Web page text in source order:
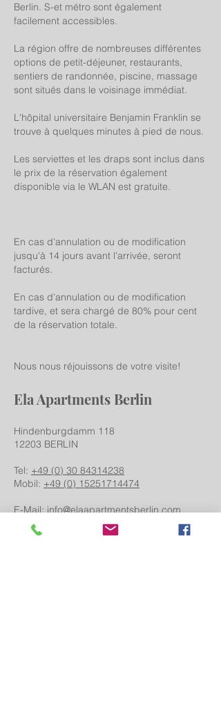
Berlin. S-et métro sont également
facilement accessibles.
La région offre de nombreuses différentes
options de petit-déjeuner, restaurants,
sentiers de randonnée, piscine, massage
sont situés dans le voisinage immédiat.
L'hôpital universitaire Benjamin Franklin se
trouve à quelques minutes à pied de nous.
Les serviettes et les draps sont inclus dans
le prix de la réservation également
disponible via le WLAN est gratuite.
En cas d'annulation ou de modification
jusqu'à 14 jours avant l'arrivée, seront
facturés.
En cas d'annulation ou de modification
tardive, et sera chargé de 80% pour cent
de la réservation totale.
Nous nous réjouissons de votre visite!
Ela Apartments Berlin
Hindenburgdamm 118
12203 BERLIN
Tel: +49 (0) 30 84314238
Mobil: +49 (0) 15251714474
E-Mail:info@elaapartmentsberlin.com